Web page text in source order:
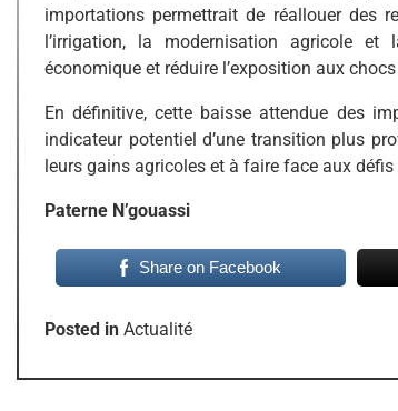
importations permettrait de réallouer des
l’irrigation, la modernisation agricole et
économique et réduire l’exposition aux
En définitive, cette baisse attendue des
indicateur potentiel d’une transition plus
leurs gains agricoles et à faire face aux
Paterne N’gouassi
Share on Facebook
Posted in Actualité